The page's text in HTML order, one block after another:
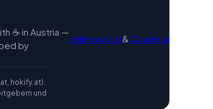
☕ in Austria —
by
onlineway.at&Claude.ai
hokify.at).
und